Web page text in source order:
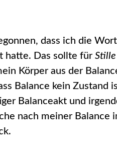
dass ich die
hatte. Das sollte für
Körper aus der
Balance kein Zustand
Balanceakt und
nach meiner Balance